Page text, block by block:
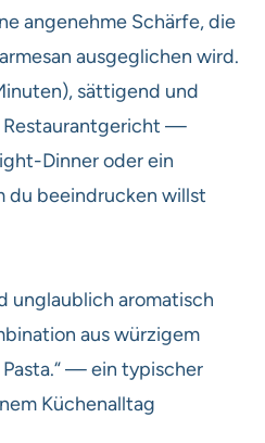
angenehme Schärfe, die
ausgeglichen wird.
sättigend und
—
Dinner oder ein
du beeindrucken willst
unglaublich aromatisch
aus würzigem
— ein typischer
Küchenalltag